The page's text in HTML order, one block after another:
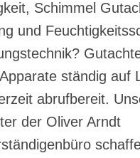
Schimmel
und
ständig auf
abrufbereit.
der Oliver Arndt